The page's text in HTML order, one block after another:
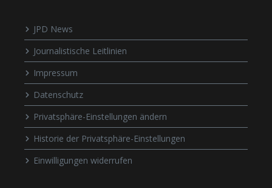
JPD News
Journalistische Leitlinien
Impressum
Datenschutz
Privatsphäre-Einstellungen ändern
Historie der Privatsphäre-Einstellungen
Einwilligungen widerrufen